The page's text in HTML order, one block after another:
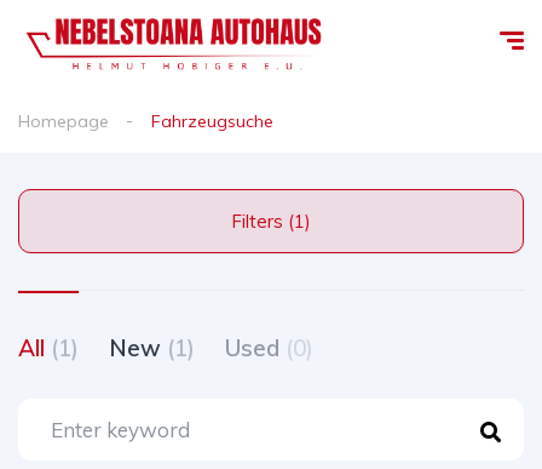
Homepage Fahrzeugsuche
Filters (1)
All (1) New (1) Used (0)